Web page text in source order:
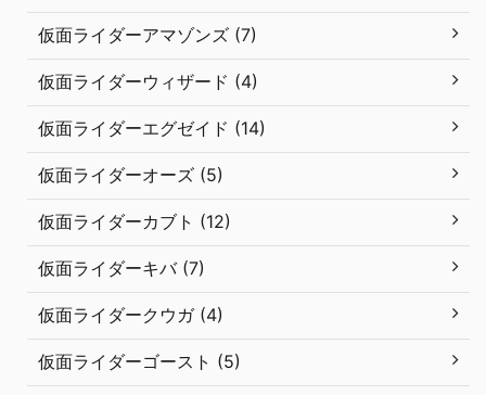
仮面ライダーアマゾンズ (7)
仮面ライダーウィザード (4)
仮面ライダーエグゼイド (14)
仮面ライダーオーズ (5)
仮面ライダーカブト (12)
仮面ライダーキバ (7)
仮面ライダークウガ (4)
仮面ライダーゴースト (5)